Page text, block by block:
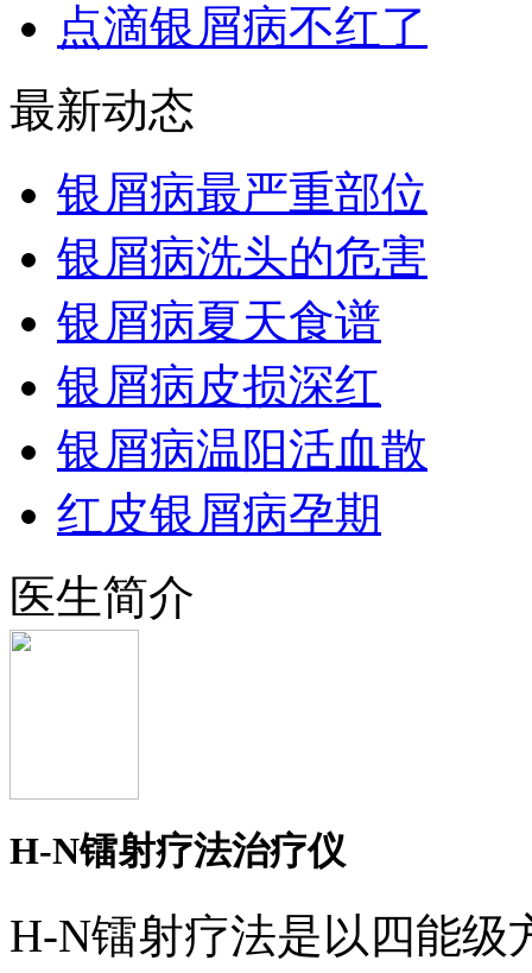
点滴银屑病不红了
最新动态
银屑病最严重部位
银屑病洗头的危害
银屑病夏天食谱
银屑病皮损深红
银屑病温阳活血散
红皮银屑病孕期
医生简介
H-N镭射疗法治疗仪
H-N镭射疗法是以四能级